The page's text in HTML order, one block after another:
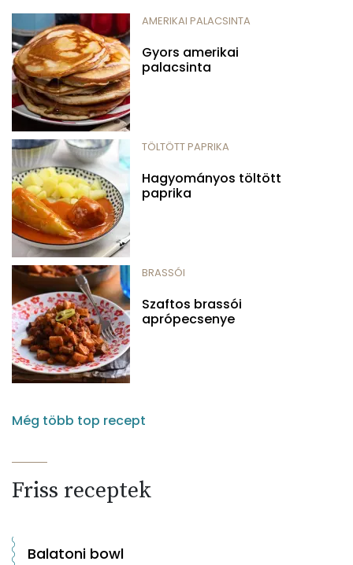
AMERIKAI PALACSINTA
Gyors amerikai
palacsinta
TÖLTÖTT PAPRIKA
Hagyományos töltött
paprika
BRASSÓI
Szaftos brassói
aprópecsenye
Még több top recept
Friss receptek
Balatoni bowl